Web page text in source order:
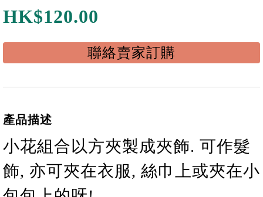
HK$120.00
聯絡賣家訂購
產品描述
小花組合以方夾製成夾飾. 可作髮
飾, 亦可夾在衣服, 絲巾上或夾在小